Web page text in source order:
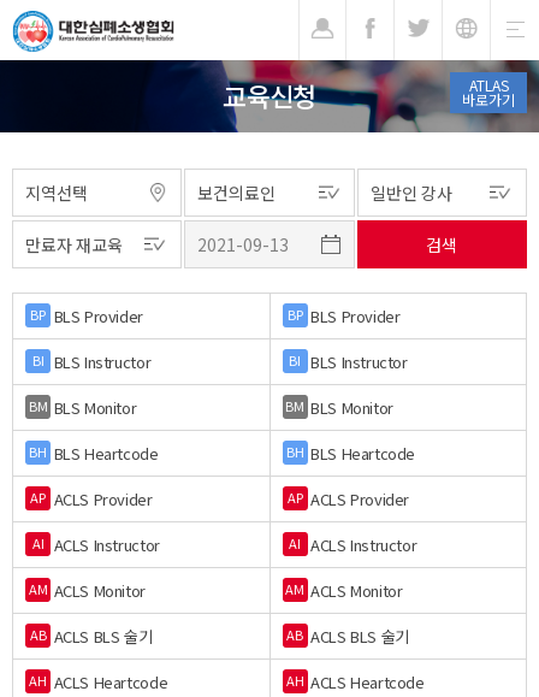
ATLAS
바로가기
교육신청
BP BLS Provider BP BLS Provider
BI BLS Instructor BI BLS Instructor
BM BLS Monitor BM BLS Monitor
BH BLS Heartcode BH BLS Heartcode
AP ACLS Provider AP ACLS Provider
AI ACLS Instructor AI ACLS Instructor
AM ACLS Monitor AM ACLS Monitor
AB ACLS BLS 술기 AB ACLS BLS 술기
AH ACLS Heartcode AH ACLS Heartcode